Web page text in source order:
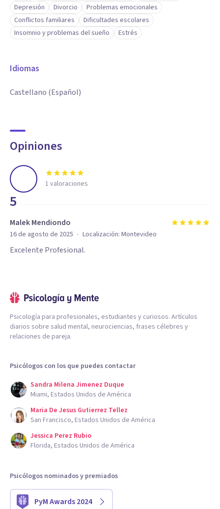
Depresión
Divorcio
Problemas emocionales
Conflictos familiares
Dificultades escolares
Insomnio y problemas del sueño
Estrés
Idiomas
Castellano (Español)
Opiniones
5
1 valoraciones
Malek Mendiondo
16 de agosto de 2025 · Localización: Montevideo
Excelente Profesional.
Psicología para profesionales, estudiantes y curiosos. Artículos
diarios sobre salud mental, neurociencias, frases célebres y
relaciones de pareja.
Psicólogos con los que puedes contactar
Sandra Milena Jimenez Duque
Miami, Estados Unidos de América
Maria De Jesus Gutierrez Tellez
San Francisco, Estados Unidos de América
Jessica Perez Rubio
Florida, Estados Unidos de América
Psicólogos nominados y premiados
PyM Awards 2024